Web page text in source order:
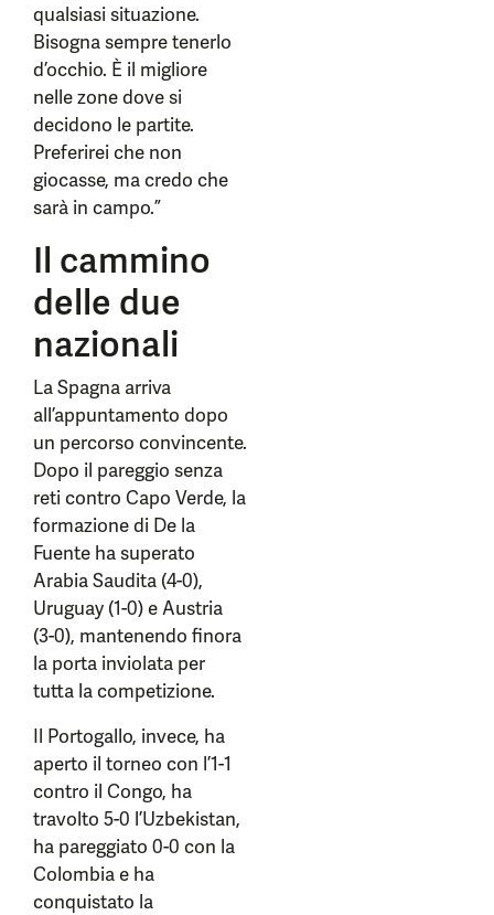
qualsiasi situazione.
Bisogna sempre tenerlo
d’occhio. È il migliore
nelle zone dove si
decidono le partite.
Preferirei che non
giocasse, ma credo che
sarà in campo.”
Il cammino
delle due
nazionali
La Spagna arriva
all’appuntamento dopo
un percorso convincente.
Dopo il pareggio senza
reti contro Capo Verde, la
formazione di De la
Fuente ha superato
Arabia Saudita (4-0),
Uruguay (1-0) e Austria
(3-0), mantenendo finora
la porta inviolata per
tutta la competizione.
Il Portogallo, invece, ha
aperto il torneo con l’1-1
contro il Congo, ha
travolto 5-0 l’Uzbekistan,
ha pareggiato 0-0 con la
Colombia e ha
conquistato la